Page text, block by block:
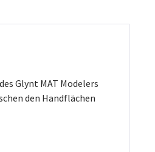
Glynt MAT Modelers
den Handflächen